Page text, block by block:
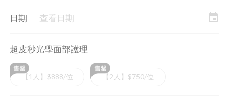
日期 查看日期 event
超皮秒光學面部護理
【1人】$888/位 【2人】$750/位